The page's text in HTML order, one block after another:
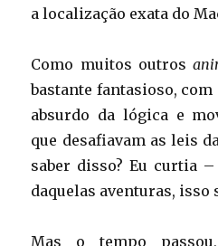
a localização exata do
Como muitos outros
bastante fantasioso, com
absurdo da lógica e
que desafiavam as leis
saber disso? Eu curtia
daquelas aventuras, isso
Mas o tempo